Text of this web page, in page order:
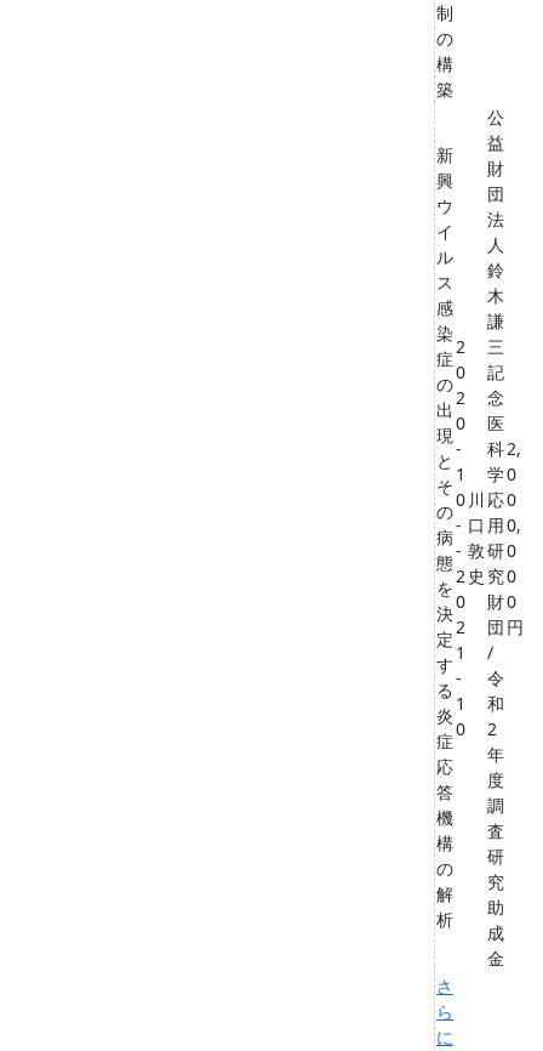
制
の
構
築
新
興
ウ
イ
ル
ス
感
染
症
の
出
現
と
そ
の
病
態
を
決
定
す
る
炎
症
応
答
機
構
の
解
析
2
0
2
0
-
1
0
-
-
2
0
2
1
-
1
0
川
口
敦
史
公
益
財
団
法
人
鈴
木
謙
三
記
念
医
科
学
応
用
研
究
財
団
/
令
和
2
年
度
調
査
研
究
助
成
金
2,
0
0
0,
0
0
0
円
さ
ら
に